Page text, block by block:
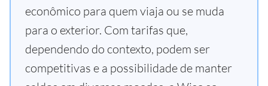
econômico para quem viaja ou se muda
para o exterior. Com tarifas que,
dependendo do contexto, podem ser
competitivas e a possibilidade de manter